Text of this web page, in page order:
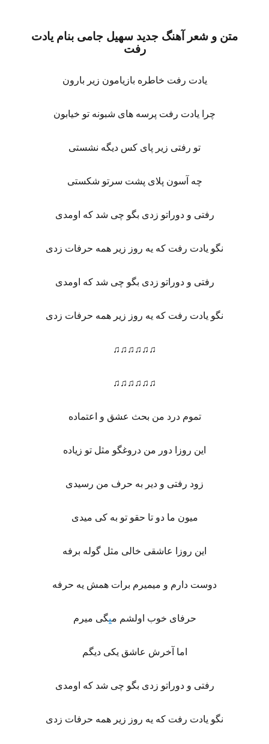
متن و شعر آهنگ جدید سهیل جامی بنام یادت
رفت
یادت رفت خاطره بازیامون زیر بارون
چرا یادت رفت پرسه های شبونه تو خیابون
تو رفتی زیر پای کس دیگه نشستی
چه آسون پلای پشت سرتو شکستی
رفتی و دوراتو زدی بگو چی شد که اومدی
نگو یادت رفت که یه روز زیر همه حرفات زدی
رفتی و دوراتو زدی بگو چی شد که اومدی
نگو یادت رفت که یه روز زیر همه حرفات زدی
♫♫♫♫♫♫
♫♫♫♫♫♫
تموم درد من بحث عشق و اعتماده
این روزا دور من دروغگو مثل تو زیاده
زود رفتی و دیر به حرف من رسیدی
میون ما دو تا حقو تو به کی میدی
این روزا عاشقی خالی مثل گوله برفه
دوست دارم و میمیرم برات همش یه حرفه
حرفای خوب اولشم میگی میرم
اما آخرش عاشق یکی دیگم
رفتی و دوراتو زدی بگو چی شد که اومدی
نگو یادت رفت که یه روز زیر همه حرفات زدی